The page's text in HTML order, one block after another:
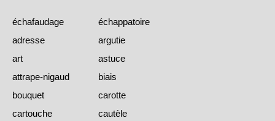
échafaudage
échappatoire
adresse
argutie
art
astuce
attrape-nigaud
biais
bouquet
carotte
cartouche
cautèle